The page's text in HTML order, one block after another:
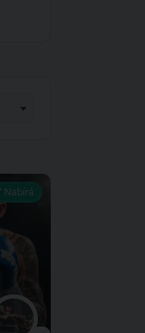
Nabírá